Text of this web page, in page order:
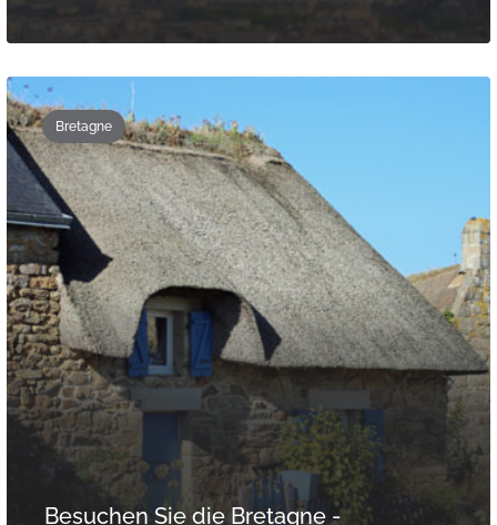
Bretagne
Besuchen Sie die Bretagne -